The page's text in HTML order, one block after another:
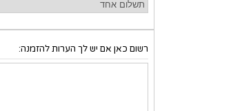
רשום כאן אם יש לך הערות להזמנה: